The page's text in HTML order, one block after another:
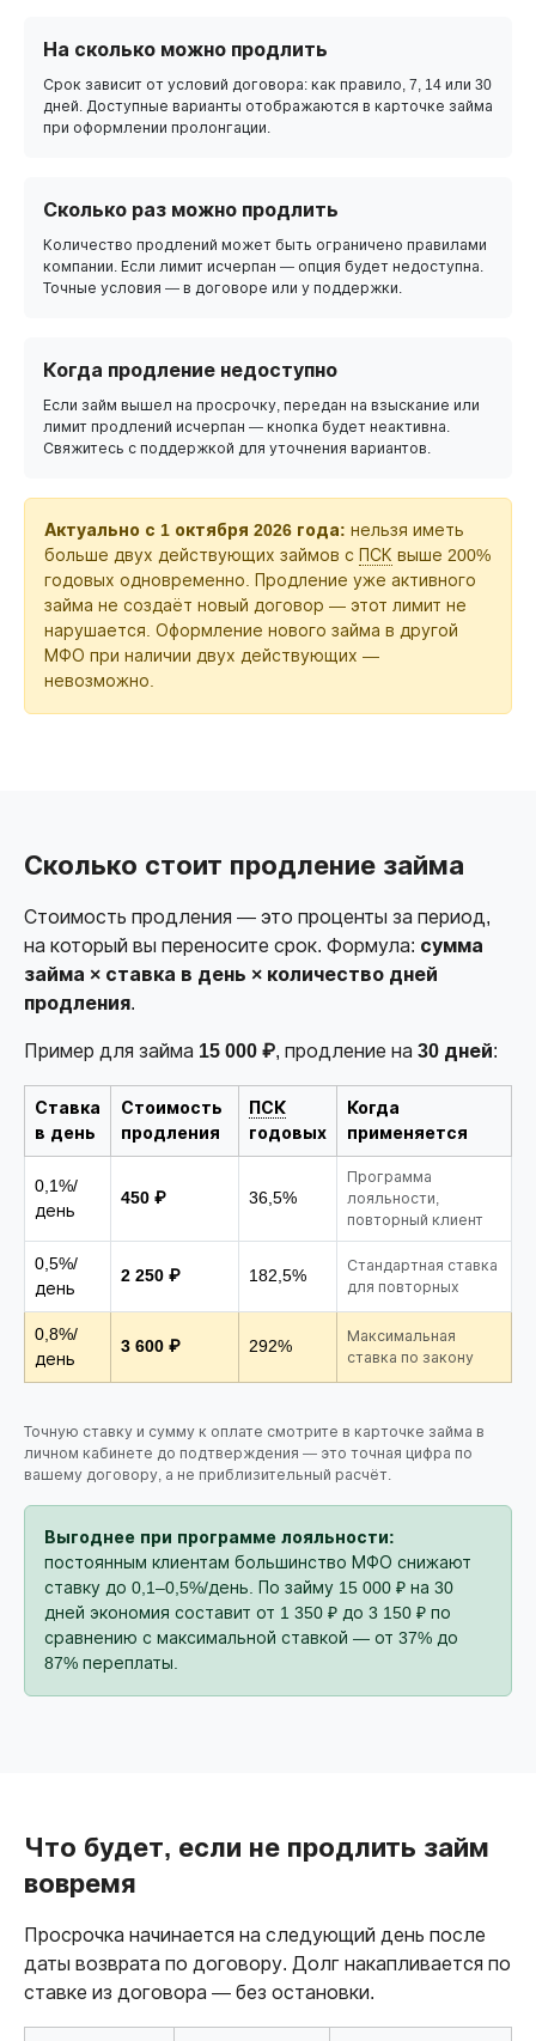
На сколько можно продлить
Срок зависит от условий договора: как правило, 7, 14 или 30
дней. Доступные варианты отображаются в карточке займа
при оформлении пролонгации.
Сколько раз можно продлить
Количество продлений может быть ограничено правилами
компании. Если лимит исчерпан — опция будет недоступна.
Точные условия — в договоре или у поддержки.
Когда продление недоступно
Если займ вышел на просрочку, передан на взыскание или
лимит продлений исчерпан — кнопка будет неактивна.
Свяжитесь с поддержкой для уточнения вариантов.
Актуально с 1 октября 2026 года: нельзя иметь
больше двух действующих займов с ПСК выше 200%
годовых одновременно. Продление уже активного
займа не создаёт новый договор — этот лимит не
нарушается. Оформление нового займа в другой
МФО при наличии двух действующих —
невозможно.
Сколько стоит продление займа
Стоимость продления — это проценты за период,
на который вы переносите срок. Формула: сумма
займа × ставка в день × количество дней
продления.
Пример для займа 15 000 ₽, продление на 30 дней:
Ставка
в день
Стоимость
продления
ПСК
годовых
Когда
применяется
0,1%/
день
450 ₽ 36,5%
Программа
лояльности,
повторный клиент
0,5%/
день
2 250 ₽ 182,5%
Стандартная ставка
для повторных
0,8%/
день
3 600 ₽ 292%
Максимальная
ставка по закону
Точную ставку и сумму к оплате смотрите в карточке займа в
личном кабинете до подтверждения — это точная цифра по
вашему договору, а не приблизительный расчёт.
Выгоднее при программе лояльности:
постоянным клиентам большинство МФО снижают
ставку до 0,1–0,5%/день. По займу 15 000 ₽ на 30
дней экономия составит от 1 350 ₽ до 3 150 ₽ по
сравнению с максимальной ставкой — от 37% до
87% переплаты.
Что будет, если не продлить займ
вовремя
Просрочка начинается на следующий день после
даты возврата по договору. Долг накапливается по
ставке из договора — без остановки.